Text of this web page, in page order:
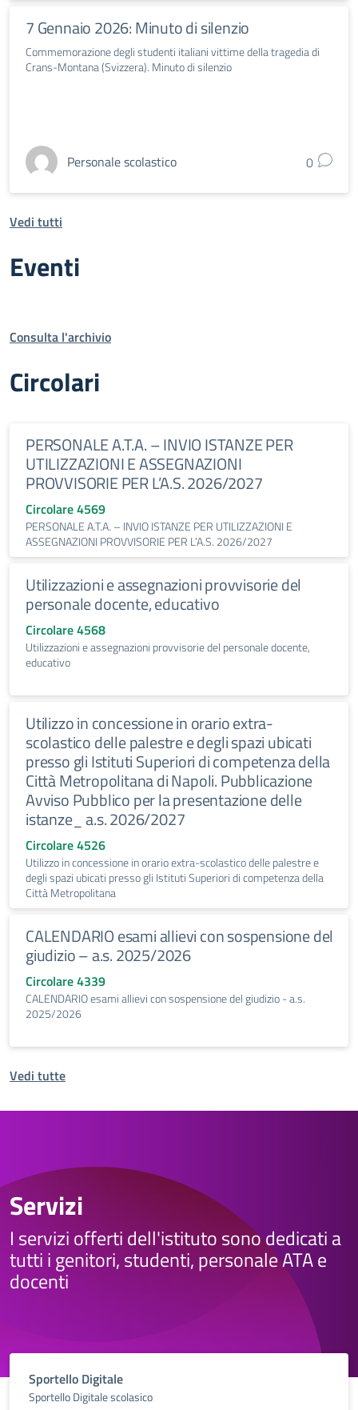
7 Gennaio 2026: Minuto di silenzio
Commemorazione degli studenti italiani vittime della tragedia di
Crans-Montana (Svizzera). Minuto di silenzio
Personale scolastico 0
Vedi tutti
Eventi
Consulta l'archivio
Circolari
PERSONALE A.T.A. – INVIO ISTANZE PER
UTILIZZAZIONI E ASSEGNAZIONI
PROVVISORIE PER L’A.S. 2026/2027
Circolare 4569
PERSONALE A.T.A. – INVIO ISTANZE PER UTILIZZAZIONI E
ASSEGNAZIONI PROVVISORIE PER L’A.S. 2026/2027
Utilizzazioni e assegnazioni provvisorie del
personale docente, educativo
Circolare 4568
Utilizzazioni e assegnazioni provvisorie del personale docente,
educativo
Utilizzo in concessione in orario extra-
scolastico delle palestre e degli spazi ubicati
presso gli Istituti Superiori di competenza della
Città Metropolitana di Napoli. Pubblicazione
Avviso Pubblico per la presentazione delle
istanze_ a.s. 2026/2027
Circolare 4526
Utilizzo in concessione in orario extra-scolastico delle palestre e
degli spazi ubicati presso gli Istituti Superiori di competenza della
Città Metropolitana
CALENDARIO esami allievi con sospensione del
giudizio – a.s. 2025/2026
Circolare 4339
CALENDARIO esami allievi con sospensione del giudizio - a.s.
2025/2026
Vedi tutte
Servizi
I servizi offerti dell'istituto sono dedicati a
tutti i genitori, studenti, personale ATA e
docenti
Sportello Digitale
Sportello Digitale scolasico